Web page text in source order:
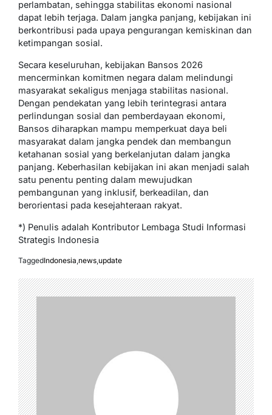
perlambatan, sehingga stabilitas ekonomi nasional
dapat lebih terjaga. Dalam jangka panjang, kebijakan ini
berkontribusi pada upaya pengurangan kemiskinan dan
ketimpangan sosial.
Secara keseluruhan, kebijakan Bansos 2026
mencerminkan komitmen negara dalam melindungi
masyarakat sekaligus menjaga stabilitas nasional.
Dengan pendekatan yang lebih terintegrasi antara
perlindungan sosial dan pemberdayaan ekonomi,
Bansos diharapkan mampu memperkuat daya beli
masyarakat dalam jangka pendek dan membangun
ketahanan sosial yang berkelanjutan dalam jangka
panjang. Keberhasilan kebijakan ini akan menjadi salah
satu penentu penting dalam mewujudkan
pembangunan yang inklusif, berkeadilan, dan
berorientasi pada kesejahteraan rakyat.
*) Penulis adalah Kontributor Lembaga Studi Informasi
Strategis Indonesia
TaggedIndonesia,news,update